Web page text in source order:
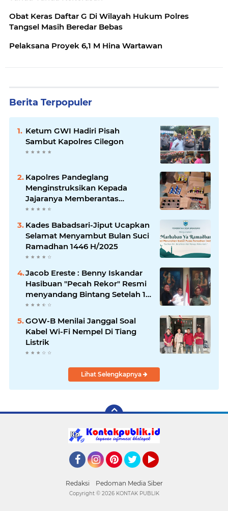
Obat Keras Daftar G Di Wilayah Hukum Polres
Tangsel Masih Beredar Bebas
Pelaksana Proyek 6,1 M Hina Wartawan
Berita Terpopuler
Ketum GWI Hadiri Pisah
Sambut Kapolres Cilegon
Kapolres Pandeglang
Menginstruksikan Kepada
Jajaranya Memberantas
Peredaran Miras
Kades Babadsari-Jiput Ucapkan
Selamat Menyambut Bulan Suci
Ramadhan 1446 H/2025
Jacob Ereste : Benny Iskandar
Hasibuan "Pecah Rekor" Resmi
menyandang Bintang Setelah 14
Tahun Ngejokrok Berpangjat
GOW-B Menilai Janggal Soal
Kabel Wi-Fi Nempel Di Tiang
Listrik
Lihat Selengkapnya
Redaksi Pedoman Media Siber
Copyright © 2026 KONTAK PUBLIK